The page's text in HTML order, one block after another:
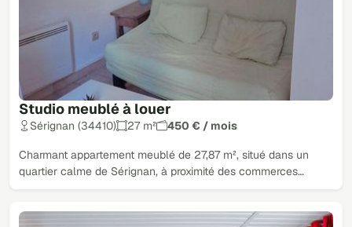
Studio meublé à louer
Sérignan (34410) 27 m² 450 € / mois
Charmant appartement meublé de 27,87 m², situé dans un
quartier calme de Sérignan, à proximité des commerces…